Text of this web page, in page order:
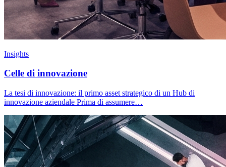
Insights
Celle di innovazione
La tesi di innovazione: il primo asset strategico di un Hub di
innovazione aziendale Prima di assumere…